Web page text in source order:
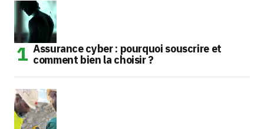
Assurance cyber : pourquoi souscrire et
comment bien la choisir ?